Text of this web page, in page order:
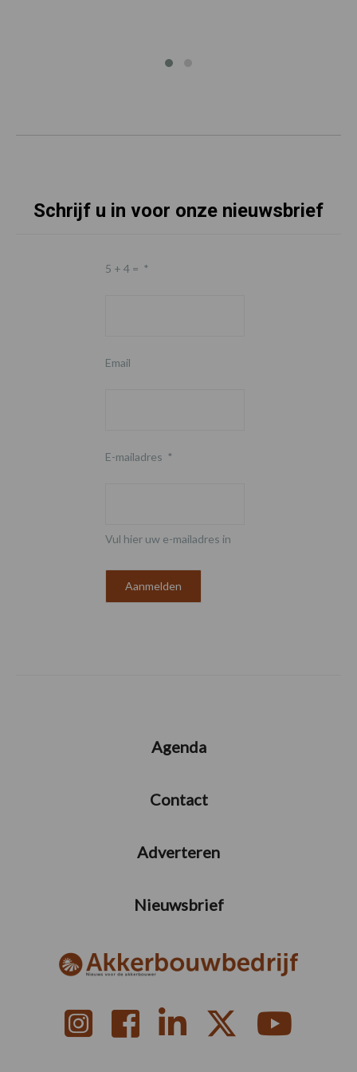
Schrijf u in voor onze nieuwsbrief
5 + 4 = *
Email
E-mailadres *
Vul hier uw e-mailadres in
Agenda
Contact
Adverteren
Nieuwsbrief